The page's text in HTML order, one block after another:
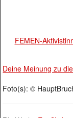
FEMEN-
Deine Meinung zu
Foto(s): ©